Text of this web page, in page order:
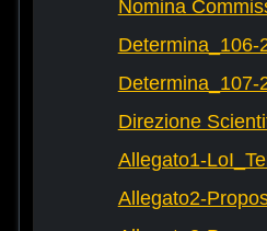
Nomina
Determina_106-
Determina_107-
Direzione
Allegato1-
Allegato2-